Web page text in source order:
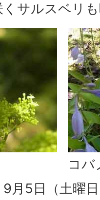
サルスベリ
コバ
9月5日（土曜